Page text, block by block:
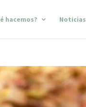
hacemos? Noticias